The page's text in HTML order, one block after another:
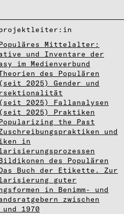
Mittelalter:
und Inventare der
im Medienverbund
des Populären
2025) Gender und
(seit 2025) Fallanalysen
(seit 2025) Praktiken
Popularizing the Past
Zuschreibungspraktiken und
in
Bildikonen des Populären
Das Buch der Etikette. Zur
guter
in Benimm- und
zwischen
und 1970